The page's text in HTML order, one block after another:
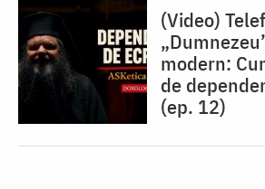
(Video)
modern:
de
(ep. 12)